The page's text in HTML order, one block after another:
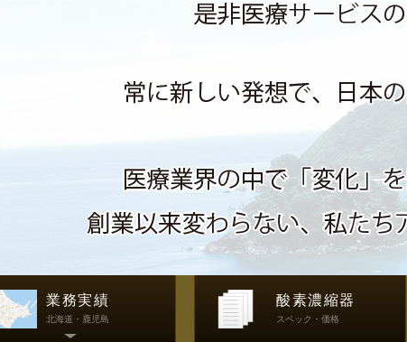
業務実績
北海道・鹿児島
酸素濃縮器
スペック・価格